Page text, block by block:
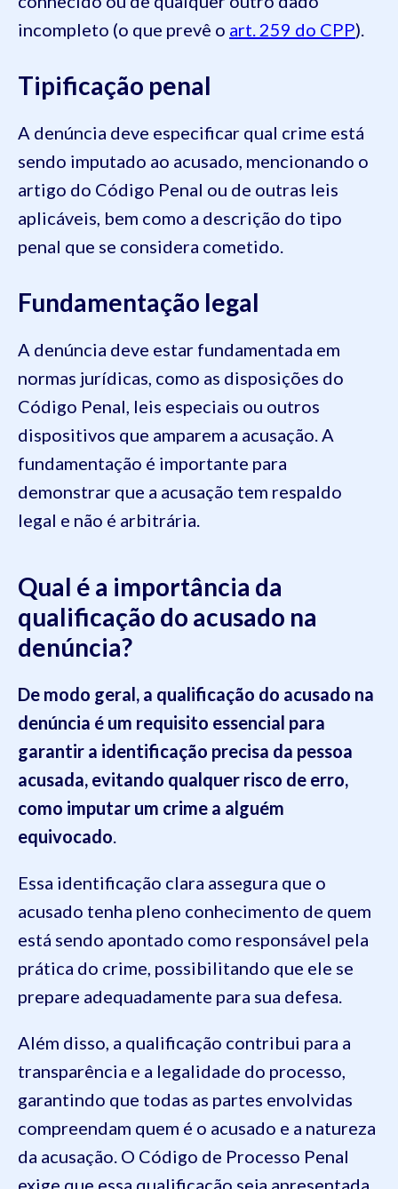
incompleto (o que prevê o art. 259 do CPP).
Tipificação penal
A denúncia deve especificar qual crime está
sendo imputado ao acusado, mencionando o
artigo do Código Penal ou de outras leis
aplicáveis, bem como a descrição do tipo
penal que se considera cometido.
Fundamentação legal
A denúncia deve estar fundamentada em
normas jurídicas, como as disposições do
Código Penal, leis especiais ou outros
dispositivos que amparem a acusação. A
fundamentação é importante para
demonstrar que a acusação tem respaldo
legal e não é arbitrária.
Qual é a importância da
qualificação do acusado na
denúncia?
De modo geral, a qualificação do acusado na
denúncia é um requisito essencial para
garantir a identificação precisa da pessoa
acusada, evitando qualquer risco de erro,
como imputar um crime a alguém
equivocado
Essa identificação clara assegura que o
acusado tenha pleno conhecimento de quem
está sendo apontado como responsável pela
prática do crime, possibilitando que ele se
prepare adequadamente para sua defesa.
Além disso, a qualificação contribui para a
transparência e a legalidade do processo,
garantindo que todas as partes envolvidas
compreendam quem é o acusado e a natureza
da acusação. O Código de Processo Penal
exige que essa qualificação seja apresentada